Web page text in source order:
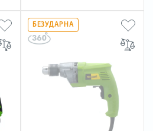
БЕЗУДАРНА